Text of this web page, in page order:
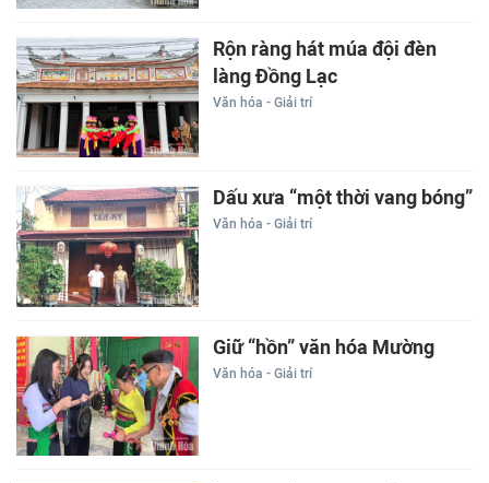
Rộn ràng hát múa đội đèn
làng Đồng Lạc
Văn hóa - Giải trí
Dấu xưa “một thời vang bóng”
Văn hóa - Giải trí
Giữ “hồn” văn hóa Mường
Văn hóa - Giải trí